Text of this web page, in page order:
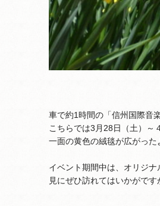
車で約1時間の「信州国際音
こちらでは3月28日（土）～
一面の黄色の絨毯が広がった
イベント期間中は、オリジ
見にぜひ訪れてはいかがです